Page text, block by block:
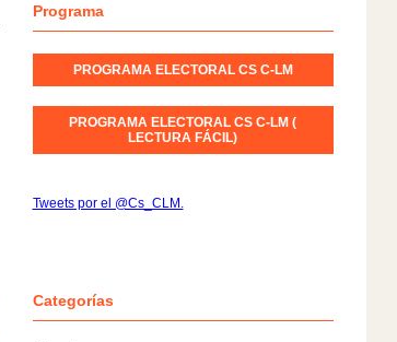
Programa
PROGRAMA ELECTORAL CS C-LM
PROGRAMA ELECTORAL CS C-LM (
LECTURA FÁCIL)
Tweets por el @Cs_CLM.
Categorías